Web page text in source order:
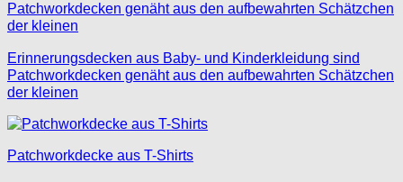
Erinnerungsdecken aus Baby- und Kinderkleidung sind
Patchworkdecken genäht aus den aufbewahrten Schätzchen
der kleinen
Patchworkdecke aus T-Shirts